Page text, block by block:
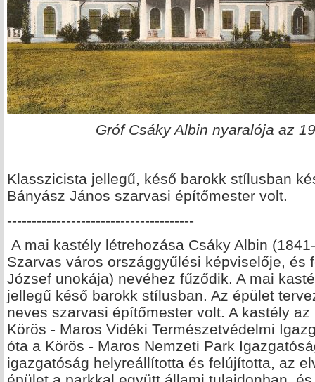
Gróf Csáky Albin nyaralója az
Klasszicista jellegű, késő barokk stílusban
Bányász János szarvasi építőmester volt.
--------------------------------------
A mai kastély létrehozása Csáky Albin
Szarvas város országgyűlési képviselője, és
József unokája) nevéhez fűződik. A mai
jellegű késő barokk stílusban. Az épület
neves szarvasi építőmester volt. A kastély
Körös - Maros Vidéki Természetvédelmi
óta a Körös - Maros Nemzeti Park
igazgatóság helyreállította és felújította, az